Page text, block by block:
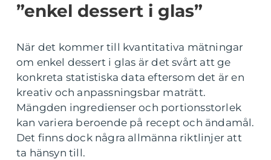
”enkel dessert i glas”
När det kommer till kvantitativa mätningar
om enkel dessert i glas är det svårt att ge
konkreta statistiska data eftersom det är en
kreativ och anpassningsbar maträtt.
Mängden ingredienser och portionsstorlek
kan variera beroende på recept och ändamål.
Det finns dock några allmänna riktlinjer att
ta hänsyn till.